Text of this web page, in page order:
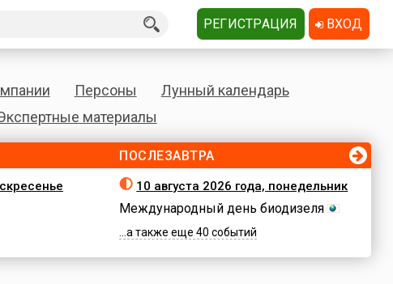
Персоны
Лунный календарь
материалы
ПОСЛЕЗАВТРА
10 августа 2026 года, понедельник
Международный день биодизеля
...а также еще 40 событий
РЕГИСТРАЦИЯ ВХОД